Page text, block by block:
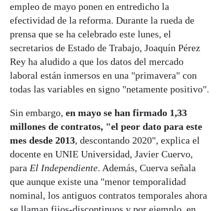
empleo de mayo ponen en entredicho la
efectividad de la reforma. Durante la rueda de
prensa que se ha celebrado este lunes, el
secretarios de Estado de Trabajo, Joaquín Pérez
Rey ha aludido a que los datos del mercado
laboral están inmersos en una "primavera" con
todas las variables en signo "netamente positivo".
Sin embargo, en mayo se han firmado 1,33
millones de contratos, "el peor dato para este
mes desde 2013, descontando 2020", explica el
docente en UNIE Universidad, Javier Cuervo,
para El Independiente. Además, Cuerva señala
que aunque existe una "menor temporalidad
nominal, los antiguos contratos temporales ahora
se llaman fijos-discontinuos y por ejemplo, en